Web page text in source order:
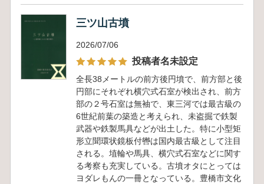
三ツ山古墳
2026/07/06
投稿者名未設定
全長38メートルの前方後円墳で、前方部と後
円部にそれぞれ横穴式石室が検出され、前方
部の２号石室は無袖で、東三河では最古級の
6世紀前葉の築造と考えられ、未盗掘で鉄製
武器や鉄製馬具などが出土した。特に小型矩
形立聞環状鏡板付轡は国内最古級として注目
される。埴輪や馬具、横穴式石室などに関す
る考察も充実している。古墳オタにとっては
ヨダレもんの一冊となっている。豊橋市文化